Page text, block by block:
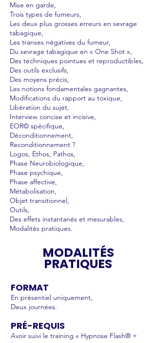
Mise en garde,
Trois types de fumeurs,
Les deux plus grosses erreurs en sevrage
tabagique,
Les transes négatives du fumeur,
Du sevrage tabagique en « One Shot »,
Des techniques pointues et reproductibles,
Des outils exclusifs,
Des moyens précis,
Les notions fondamentales gagnantes,
Modifications du rapport au toxique,
Libération du sujet,
Interview concise et incisive,
EOR© spécifique,
Déconditionnement,
Reconditionnement ?
Logos, Ethos, Pathos,
Phase Neurobiologique,
Phase psychique,
Phase affective,
Métabolisation,
Objet transitionnel,
Outils,
Des effets instantanés et mesurables,
Modalités pratiques.
MODALITÉS
PRATIQUES
FORMAT
En présentiel uniquement,
Deux journées.
PRÉ-REQUIS
Avoir suivi le training « Hypnose Flash® +